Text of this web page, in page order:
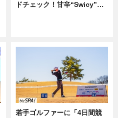
ドチェック！甘辛“Swicy”…
若手ゴルファーに「4日間競